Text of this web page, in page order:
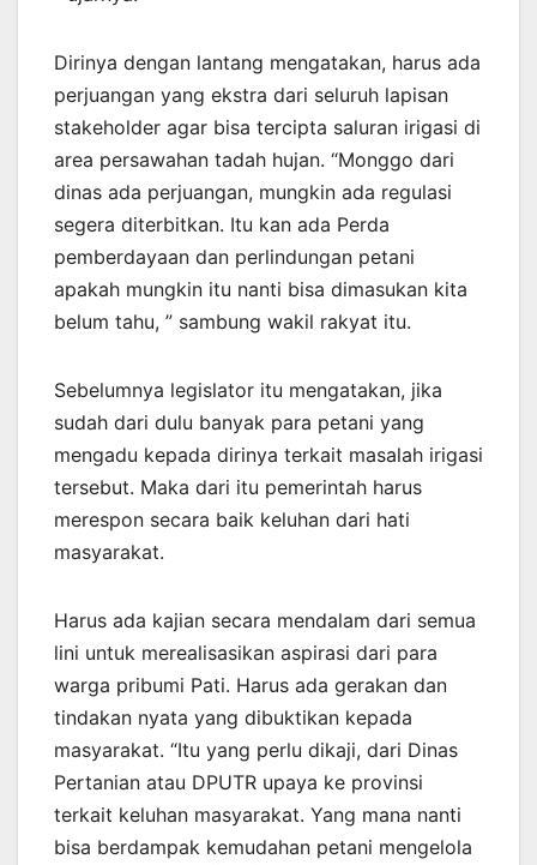
Dirinya dengan lantang mengatakan, harus ada
perjuangan yang ekstra dari seluruh lapisan
stakeholder agar bisa tercipta saluran irigasi di
area persawahan tadah hujan. “Monggo dari
dinas ada perjuangan, mungkin ada regulasi
segera diterbitkan. Itu kan ada Perda
pemberdayaan dan perlindungan petani
apakah mungkin itu nanti bisa dimasukan kita
belum tahu, ” sambung wakil rakyat itu.
Sebelumnya legislator itu mengatakan, jika
sudah dari dulu banyak para petani yang
mengadu kepada dirinya terkait masalah irigasi
tersebut. Maka dari itu pemerintah harus
merespon secara baik keluhan dari hati
masyarakat.
Harus ada kajian secara mendalam dari semua
lini untuk merealisasikan aspirasi dari para
warga pribumi Pati. Harus ada gerakan dan
tindakan nyata yang dibuktikan kepada
masyarakat. “Itu yang perlu dikaji, dari Dinas
Pertanian atau DPUTR upaya ke provinsi
terkait keluhan masyarakat. Yang mana nanti
bisa berdampak kemudahan petani mengelola